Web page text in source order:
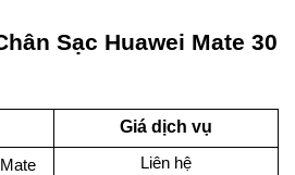
Sạc Huawei Mate 30
Giá dịch vụ
Liên hệ